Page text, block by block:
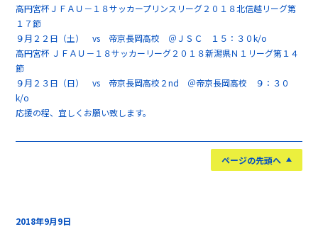
高円宮杯ＪＦＡＵ－１８サッカープリンスリーグ２０１８北信越リーグ第
１７節
９月２２日（土） vs 帝京長岡高校 ＠ＪＳＣ １５：３０k/o
高円宮杯 ＪＦＡＵ－１８サッカーリーグ２０１８新潟県Ｎ１リーグ第１４
節
９月２３日（日） vs 帝京長岡高校２nd ＠帝京長岡高校 ９：３０
k/o
応援の程、宜しくお願い致します。
ページの先頭へ
2018年9月9日